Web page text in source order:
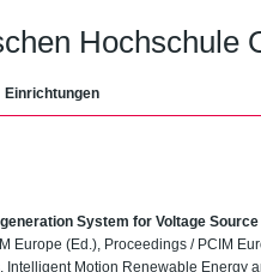
Hochschule
Einrichtungen
System for Voltage
Europe (Ed.), Proceedings / PCIM
Motion Renewable Energy